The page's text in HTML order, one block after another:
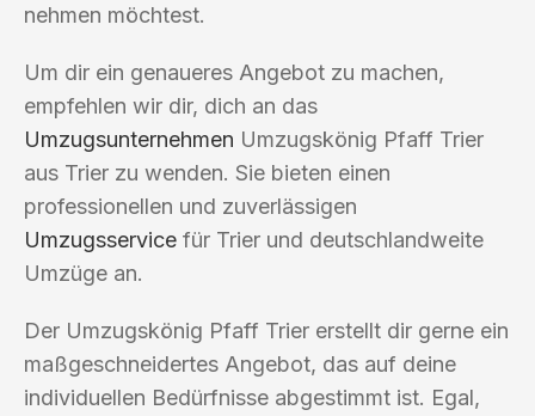
nehmen möchtest.
Um dir ein genaueres Angebot zu machen,
empfehlen wir dir, dich an das
Umzugsunternehmen Umzugskönig Pfaff Trier
aus Trier zu wenden. Sie bieten einen
professionellen und zuverlässigen
Umzugsservice für Trier und deutschlandweite
Umzüge an.
Der Umzugskönig Pfaff Trier erstellt dir gerne ein
maßgeschneidertes Angebot, das auf deine
individuellen Bedürfnisse abgestimmt ist. Egal,